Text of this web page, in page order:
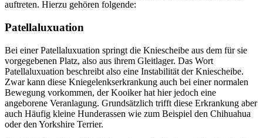
auftreten. Hierzu gehören folgende:
Patellaluxuation
Bei einer Patellaluxuation springt die Kniescheibe aus dem für sie
vorgegebenen Platz, also aus ihrem Gleitlager. Das Wort
Patellaluxuation beschreibt also eine Instabilität der Kniescheibe.
Zwar kann diese Kniegelenkserkrankung auch bei einer normalen
Bewegung vorkommen, der Kooiker hat hier jedoch eine
angeborene Veranlagung. Grundsätzlich trifft diese Erkrankung aber
auch Häufig kleine Hunderassen wie zum Beispiel den Chihuahua
oder den Yorkshire Terrier.